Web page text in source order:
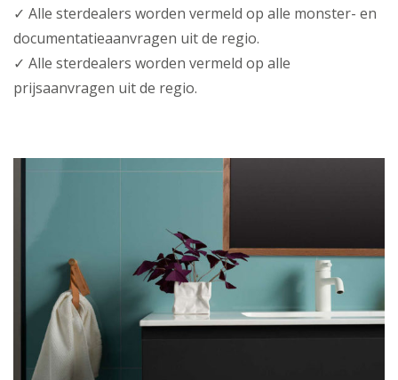
✓ Alle sterdealers worden vermeld op alle monster- en
documentatieaanvragen uit de regio.
✓ Alle sterdealers worden vermeld op alle
prijsaanvragen uit de regio.